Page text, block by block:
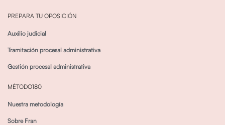
PREPARA TU OPOSICIÓN
Auxilio judicial
Tramitación procesal administrativa
Gestión procesal administrativa
MÉTODO180
Nuestra metodología
Sobre Fran